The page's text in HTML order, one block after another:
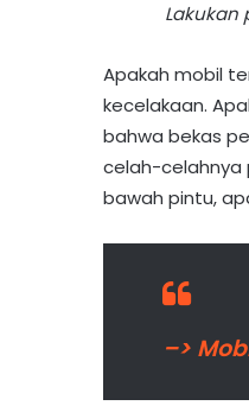
Lakukan
Apakah mobil
kecelakaan.
bahwa bekas
celah-celahnya
bawah pintu,
–>